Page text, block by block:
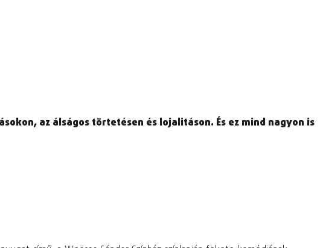
az álságos törtetésen és lojalitáson. És ez mind nagyon is